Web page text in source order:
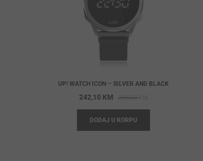
UP! WATCH ICON – SILVER AND BLACK
269,00KM
price
269,00 KM.
242,10 KM
price
242,10 KM.
DODAJ U KORPU